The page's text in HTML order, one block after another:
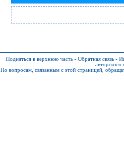
Подняться в верхнюю часть - Обратная связь -
По вопросам, связанным с этой страницей,